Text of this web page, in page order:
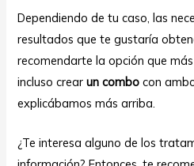
Dependiendo de tu caso, las
resultados que te gustaría
recomendarte la opción que
incluso crearun combo con
explicábamos más arriba.
¿Te interesa alguno de los